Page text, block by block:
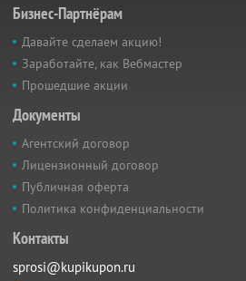
Бизнес-Партнёрам
Давайте сделаем акцию!
Заработайте, как Вебмастер
Прошедшие акции
Документы
Агентский договор
Лицензионный договор
Публичная оферта
Политика конфиденциальности
Контакты
sprosi@kupikupon.ru